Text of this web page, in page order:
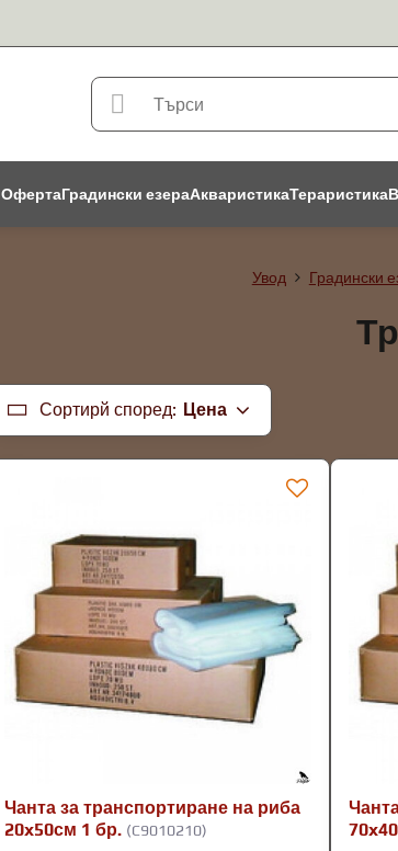
ОфертаГрадински езераАкваристикаТераристика
Увод Градински
Сортирй според: Цена
Чанта за транспортиране на риба
20x50см 1 бр. (C9010210)